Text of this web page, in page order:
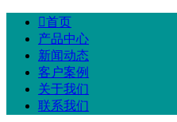
首页
产品中心
新闻动态
客户案例
关于我们
联系我们